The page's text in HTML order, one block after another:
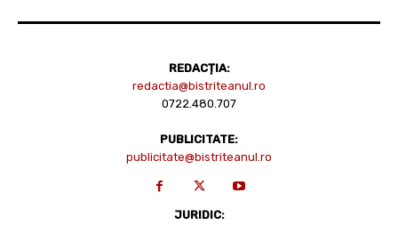
REDACȚIA:
redactia@bistriteanul.ro
0722.480.707
PUBLICITATE:
publicitate@bistriteanul.ro
JURIDIC: